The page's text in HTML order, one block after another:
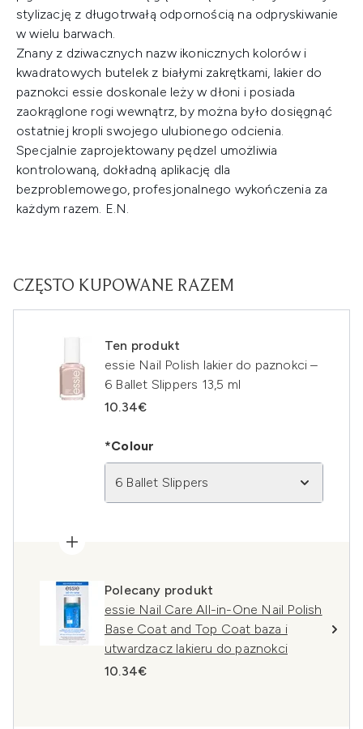
stylizację z długotrwałą odpornością na odpryskiwanie
w wielu barwach.
Znany z dziwacznych nazw ikonicznych kolorów i
kwadratowych butelek z białymi zakrętkami, lakier do
paznokci essie doskonale leży w dłoni i posiada
zaokrąglone rogi wewnątrz, by można było dosięgnąć
ostatniej kropli swojego ulubionego odcienia.
Specjalnie zaprojektowany pędzel umożliwia
kontrolowaną, dokładną aplikację dla
bezproblemowego, profesjonalnego wykończenia za
każdym razem. E.N.
CZĘSTO KUPOWANE RAZEM
Ten produkt
essie Nail Polish lakier do paznokci –
6 Ballet Slippers 13,5 ml
10.34€
*Colour
6 Ballet Slippers
Polecany produkt
essie Nail Care All-in-One Nail Polish
Base Coat and Top Coat baza i
utwardzacz lakieru do paznokci
10.34€